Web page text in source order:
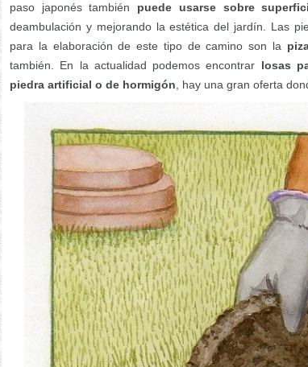
paso japonés también puede usarse sobre
deambulación y mejorando la estética del jardín. Las
para la elaboración de este tipo de camino son la
también. En la actualidad podemos encontrar losas
piedra artificial o de hormigón , hay una gran oferta